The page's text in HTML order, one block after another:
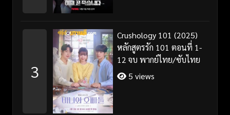
3
Crushology 101 (2025)
หลักสูตรรัก 101 ตอนที่ 1-
12 จบ พากย์ไทย/ซับไทย
5 views